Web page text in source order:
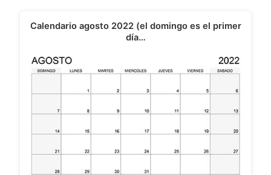
Calendario agosto 2022 (el domingo es el primer
día…